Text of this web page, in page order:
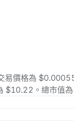
易價格為
。總市值